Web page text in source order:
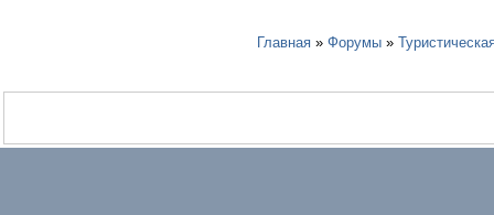
Главная » Форумы »